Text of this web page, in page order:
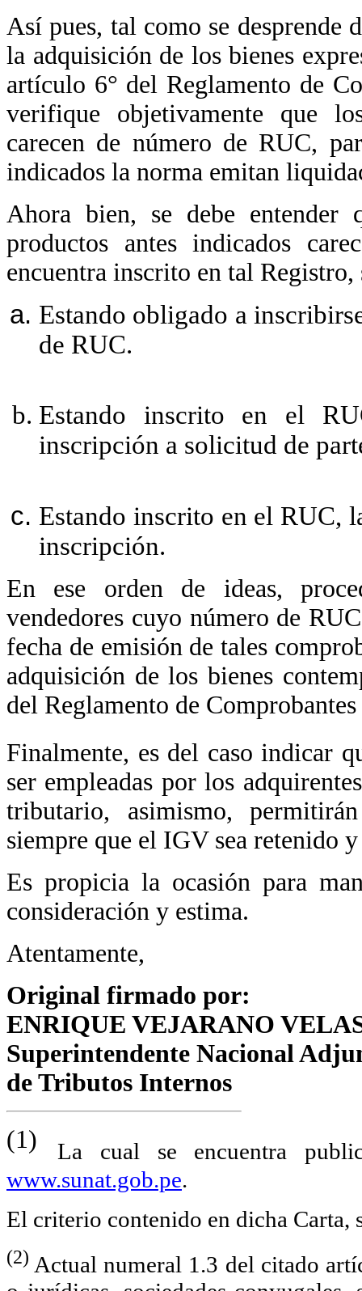
Así pues, tal como se desprende
la adquisición de los bienes
artículo 6° del Reglamento de
verifique objetivamente que
carecen de número de RUC,
indicados la norma emitan
Ahora bien, se debe
productos antes indicados
encuentra inscrito en tal Registro,
Estando obligado a
de RUC.
Estando inscrito en el
inscripción a solicitud de
Estando inscrito en el RUC,
inscripción.
En ese orden de ideas,
vendedores cuyo número de
fecha de emisión de tales
adquisición de los bienes
del Reglamento de Comprobantes
Finalmente, es del caso indicar
ser empleadas por los
tributario, asimismo,
siempre que el IGV sea retenido
Es propicia la ocasión para
consideración y estima.
Atentamente,
Original firmado por:
ENRIQUE VEJARANO
Superintendente Nacional
de Tributos Internos
(1)
La cual se encuentra
www.sunat.gob.pe.
El criterio contenido en dicha Carta,
(2) Actual numeral 1.3 del citado